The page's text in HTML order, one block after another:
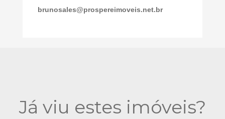
brunosales@prospereimoveis.net.br
Já viu estes imóveis?